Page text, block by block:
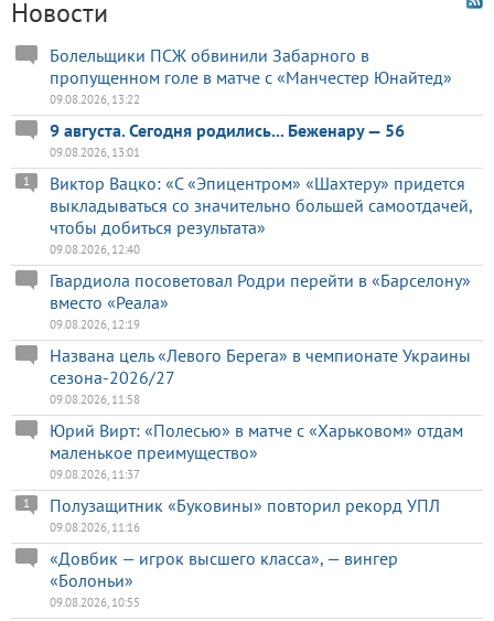
Новости
Болельщики ПСЖ обвинили Забарного в
пропущенном голе в матче с «Манчестер Юнайтед»
09.08.2026, 13:22
9 августа. Сегодня родились... Беженару — 56
09.08.2026, 13:01
Виктор Вацко: «С «Эпицентром» «Шахтеру» придется
выкладываться со значительно большей самоотдачей,
чтобы добиться результата»
1
09.08.2026, 12:40
Гвардиола посоветовал Родри перейти в «Барселону»
вместо «Реала»
09.08.2026, 12:19
Названа цель «Левого Берега» в чемпионате Украины
сезона-2026/27
09.08.2026, 11:58
Юрий Вирт: «Полесью» в матче с «Харьковом» отдам
маленькое преимущество»
09.08.2026, 11:37
Полузащитник «Буковины» повторил рекорд УПЛ
1
09.08.2026, 11:16
«Довбик — игрок высшего класса», — вингер
«Болоньи»
09.08.2026, 10:55